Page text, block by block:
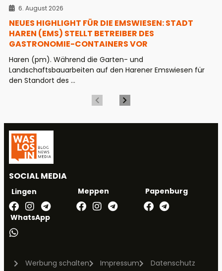
6. August 2026
NEUES HIGHLIGHT FÜR DIE EMSWIESEN: STADT
HAREN (EMS) STELLT BETREIBER DES
GASTRONOMIE-CONTAINERS VOR
Haren (pm). Während die Garten- und
Landschaftsbauarbeiten auf den Harener Emswiesen für
den Standort des ...
SOCIAL MEDIA
Lingen Meppen Papenburg
WhatsApp
Werbung schalten Impressum Datenschutz